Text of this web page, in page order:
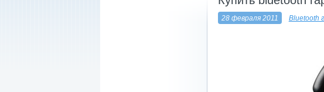
28 февраля 2011 Bluetooth